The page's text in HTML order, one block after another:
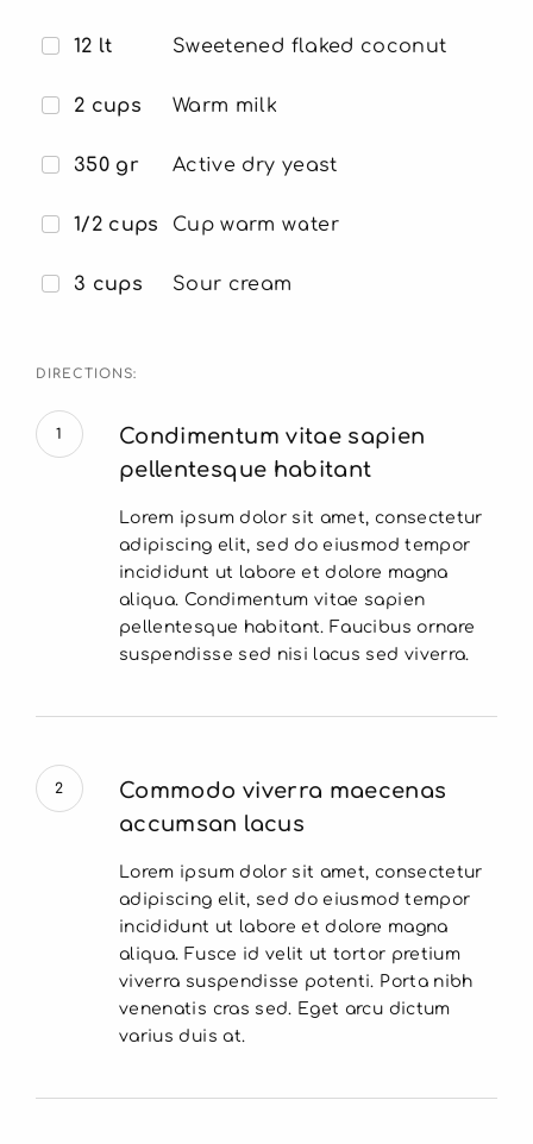
12 lt Sweetened flaked coconut
2 cups Warm milk
350 gr Active dry yeast
1/2 cups Cup warm water
3 cups Sour cream
DIRECTIONS:
1
Condimentum vitae sapien
pellentesque habitant
Lorem ipsum dolor sit amet, consectetur
adipiscing elit, sed do eiusmod tempor
incididunt ut labore et dolore magna
aliqua. Condimentum vitae sapien
pellentesque habitant. Faucibus ornare
suspendisse sed nisi lacus sed viverra.
2
Commodo viverra maecenas
accumsan lacus
Lorem ipsum dolor sit amet, consectetur
adipiscing elit, sed do eiusmod tempor
incididunt ut labore et dolore magna
aliqua. Fusce id velit ut tortor pretium
viverra suspendisse potenti. Porta nibh
venenatis cras sed. Eget arcu dictum
varius duis at.